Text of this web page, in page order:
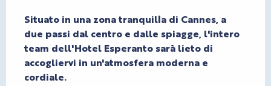
Situato in una zona tranquilla di Cannes, a
due passi dal centro e dalle spiagge, l'intero
team dell'Hotel Esperanto sarà lieto di
accogliervi in un'atmosfera moderna e
cordiale.